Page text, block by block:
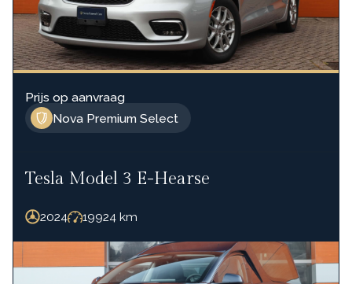
Nova Premium Select
Prijs op aanvraag
Tesla Model 3 E-Hearse
2024 19924 km